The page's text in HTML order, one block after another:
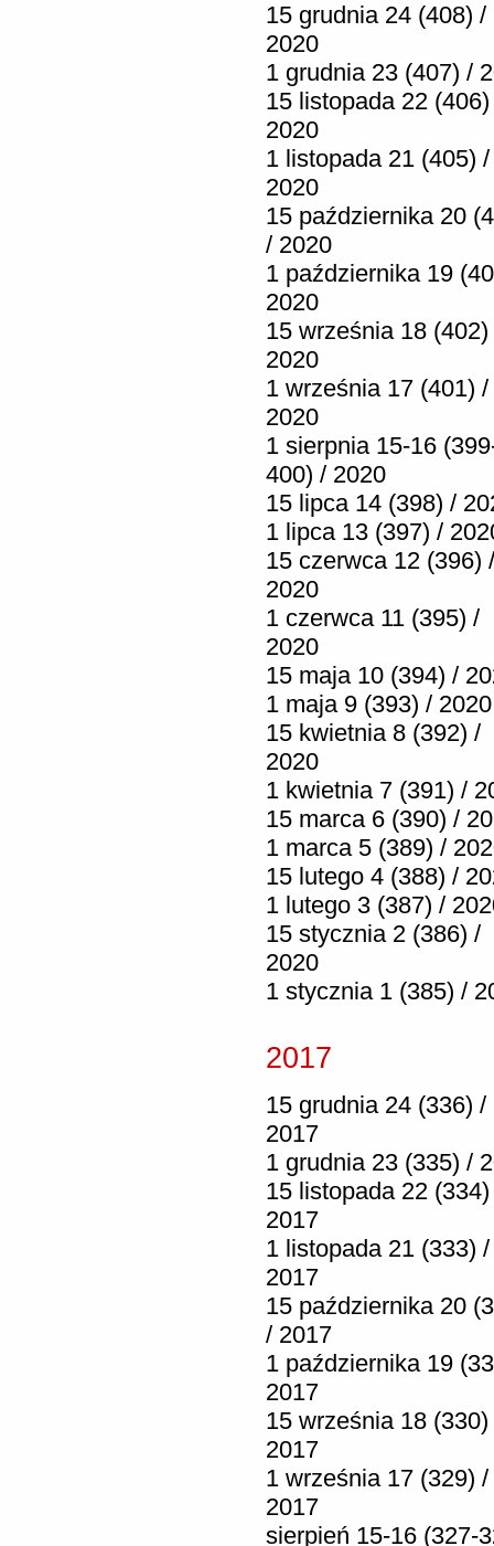
15 grudnia 24 (408) /
2020
1 grudnia 23 (407) /
15 listopada 22
2020
1 listopada 21 (405) /
2020
15 października 20
/ 2020
1 października 19
2020
15 września 18 (402)
2020
1 września 17 (401) /
2020
1 sierpnia 15-16
400) / 2020
15 lipca 14 (398) /
1 lipca 13 (397) /
15 czerwca 12 (396) /
2020
1 czerwca 11 (395) /
2020
15 maja 10 (394) /
1 maja 9 (393) / 2020
15 kwietnia 8 (392) /
2020
1 kwietnia 7 (391) /
15 marca 6 (390) /
1 marca 5 (389) /
15 lutego 4 (388) /
1 lutego 3 (387) /
15 stycznia 2 (386) /
2020
1 stycznia 1 (385) /
2017
15 grudnia 24 (336) /
2017
1 grudnia 23 (335) /
15 listopada 22
2017
1 listopada 21 (333) /
2017
15 października 20
/ 2017
1 października 19
2017
15 września 18 (330)
2017
1 września 17 (329) /
2017
sierpień 15-16 (327-